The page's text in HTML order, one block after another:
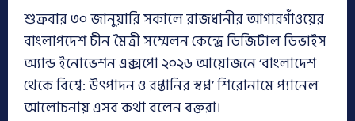
শুক্রবার ৩০ জানুয়ারি সকালে রাজধানীর আগারগাঁওয়ের
বাংলাপদেশ চীন মৈত্রী সম্মেলন কেন্দ্রে ডিজিটাল ডিভাইস
অ্যান্ড ইনোভেশন এক্সপো ২০২৬ আয়োজনে ‘বাংলাদেশ
থেকে বিশ্বে: উৎপাদন ও রপ্তানির স্বপ্ন’ শিরোনামে প্যানেল
আলোচনায় এসব কথা বলেন বক্তরা।